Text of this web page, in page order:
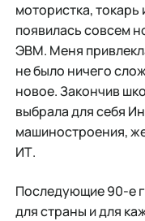
мотористка, токарь
появилась совсем
ЭВМ. Меня
не было ничего
новое. Закончив
выбрала для себя
машиностроения,
ИТ.
Последующие 90-е
для страны и для